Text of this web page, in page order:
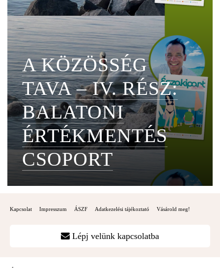
A KÖZÖSSÉG
TAVA – IV. RÉSZ:
BALATONI
ÉRTÉKMENTÉS
CSOPORT
Kapcsolat Impresszum ÁSZF Adatkezelési tájékoztató Vásárold meg!
Lépj velünk kapcsolatba